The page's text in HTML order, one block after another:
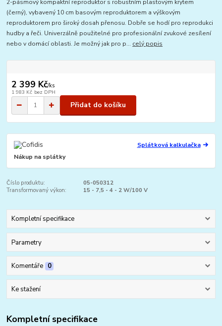
2-pásmový kompaktní reproduktor s robustním plastovým krytem
(černý), vybavený 10 cm basovým reproduktorem a výškovým
reproduktorem pro široký dosah přenosu. Dobře se hodí pro reprodukci
hudby a řeči. Univerzálně použitelné pro profesionální zvukové zesílení
nebo v domácí oblasti. Je možný jak pro p... celý popis
2 399 Kč/ks
1 983 Kč bez DPH
Přidat do košíku
Splátková kalkulačka
Nákup na splátky
Číslo produktu:
05-050312
Transformovaný výkon:
15 - 7,5 - 4 - 2 W/100 V
Kompletní specifikace
Parametry
Komentáře 0
Ke stažení
Kompletní specifikace